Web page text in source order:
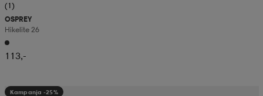
(1)
OSPREY
Hikelite 26
113,-
Kampanja -25%